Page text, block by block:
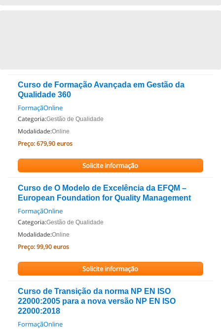
Curso de Formação Avançada em Gestão da
Qualidade 360
FormaçãOnline
Categoria:Gestão de Qualidade
Modalidade:Online
Preço:679,90 euros
Solicite informação
Curso de O Modelo de Excelência da EFQM –
European Foundation for Quality Management
FormaçãOnline
Categoria:Gestão de Qualidade
Modalidade:Online
Preço:99,90 euros
Solicite informação
Curso de Transição da norma NP EN ISO
22000:2005 para a nova versão NP EN ISO
22000:2018
FormaçãOnline